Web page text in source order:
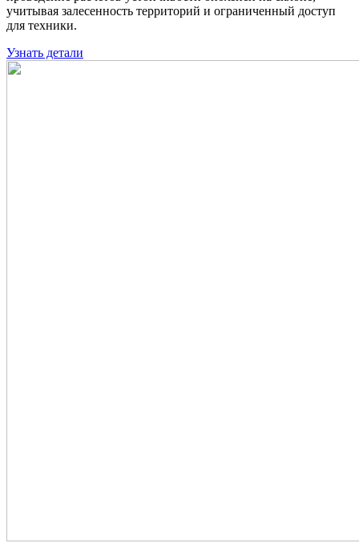
учитывая залесенность территорий и ограниченный доступ
для техники.
Узнать детали